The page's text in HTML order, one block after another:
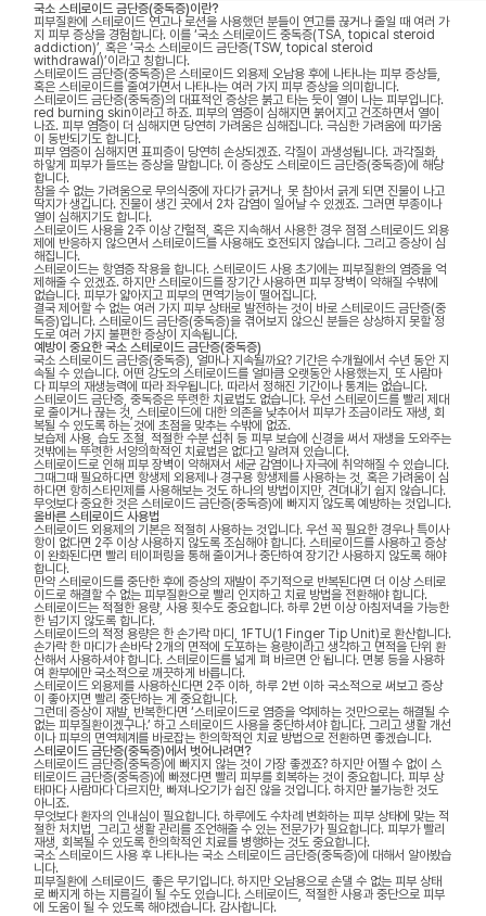
국소 스테로이드 금단증(중독증)이란?
피부질환에 스테로이드 연고나 로션을 사용했던 분들이 연고를 끊거나 줄일 때 여러 가
지 피부 증상을 경험합니다. 이를 ‘국소 스테로이드 중독증(TSA, topical steroid
addiction)’, 혹은 ‘국소 스테로이드 금단증(TSW, topical steroid
withdrawal)’이라고 칭합니다.
스테로이드 금단증(중독증)은 스테로이드 외용제 오남용 후에 나타나는 피부 증상들,
혹은 스테로이드를 줄여가면서 나타나는 여러 가지 피부 증상을 의미합니다.
스테로이드 금단증(중독증)의 대표적인 증상은 붉고 타는 듯이 열이 나는 피부입니다.
red burning skin이라고 하죠. 피부의 염증이 심해지면 붉어지고 건조하면서 열이
나죠. 피부 염증이 더 심해지면 당연히 가려움은 심해집니다. 극심한 가려움에 따가움
이 동반되기도 합니다.
피부 염증이 심해지면 표피층이 당연히 손상되겠죠. 각질이 과생성됩니다. 과각질화,
하얗게 피부가 들뜨는 증상을 말합니다. 이 증상도 스테로이드 금단증(중독증)에 해당
합니다.
참을 수 없는 가려움으로 무의식중에 자다가 긁거나, 못 참아서 긁게 되면 진물이 나고
딱지가 생깁니다. 진물이 생긴 곳에서 2차 감염이 일어날 수 있겠죠. 그러면 부종이나
열이 심해지기도 합니다.
스테로이드 사용을 2주 이상 간헐적, 혹은 지속해서 사용한 경우 점점 스테로이드 외용
제에 반응하지 않으면서 스테로이드를 사용해도 호전되지 않습니다. 그리고 증상이 심
해집니다.
스테로이드는 항염증 작용을 합니다. 스테로이드 사용 초기에는 피부질환의 염증을 억
제해줄 수 있겠죠. 하지만 스테로이드를 장기간 사용하면 피부 장벽이 약해질 수밖에
없습니다. 피부가 얇아지고 피부의 면역기능이 떨어집니다.
결국 제어할 수 없는 여러 가지 피부 상태로 발전하는 것이 바로 스테로이드 금단증(중
독증)입니다. 스테로이드 금단증(중독증)을 겪어보지 않으신 분들은 상상하지 못할 정
도로 여러 가지 불편한 증상이 지속됩니다.
예방이 중요한 국소 스테로이드 금단증(중독증)
국소 스테로이드 금단증(중독증), 얼마나 지속될까요? 기간은 수개월에서 수년 동안 지
속될 수 있습니다. 어떤 강도의 스테로이드를 얼마큼 오랫동안 사용했는지, 또 사람마
다 피부의 재생능력에 따라 좌우됩니다. 따라서 정해진 기간이나 통계는 없습니다.
스테로이드 금단증, 중독증은 뚜렷한 치료법도 없습니다. 우선 스테로이드를 빨리 제대
로 줄이거나 끊는 것, 스테로이드에 대한 의존을 낮추어서 피부가 조금이라도 재생, 회
복될 수 있도록 하는 것에 초점을 맞추는 수밖에 없죠.
보습제 사용, 습도 조절, 적절한 수분 섭취 등 피부 보습에 신경을 써서 재생을 도와주는
것밖에는 뚜렷한 서양의학적인 치료법은 없다고 알려져 있습니다.
스테로이드로 인해 피부 장벽이 약해져서 세균 감염이나 자극에 취약해질 수 있습니다.
그때그때 필요하다면 항생제 외용제나 경구용 항생제를 사용하는 것, 혹은 가려움이 심
하다면 항히스타민제를 사용해보는 것도 하나의 방법이지만, 견뎌내기 쉽지 않습니다.
무엇보다 중요한 것은 스테로이드 금단증(중독증)에 빠지지 않도록 예방하는 것입니다.
올바른 스테로이드 사용법
스테로이드 외용제의 기본은 적절히 사용하는 것입니다. 우선 꼭 필요한 경우나 특이사
항이 없다면 2주 이상 사용하지 않도록 조심해야 합니다. 스테로이드를 사용하고 증상
이 완화된다면 빨리 테이퍼링을 통해 줄이거나 중단하여 장기간 사용하지 않도록 해야
합니다.
만약 스테로이드를 중단한 후에 증상의 재발이 주기적으로 반복된다면 더 이상 스테로
이드로 해결할 수 없는 피부질환으로 빨리 인지하고 치료 방법을 전환해야 합니다.
스테로이드는 적절한 용량, 사용 횟수도 중요합니다. 하루 2번 이상 아침저녁을 가능한
한 넘기지 않도록 합니다.
스테로이드의 적정 용량은 한 손가락 마디, 1FTU(1 Finger Tip Unit)로 환산합니다.
손가락 한 마디가 손바닥 2개의 면적에 도포하는 용량이라고 생각하고 면적을 단위 환
산해서 사용하셔야 합니다. 스테로이드를 넓게 펴 바르면 안 됩니다. 면봉 등을 사용하
여 환부에만 국소적으로 깨끗하게 바릅니다.
스테로이드 외용제를 사용하신다면 2주 이하, 하루 2번 이하 국소적으로 써보고 증상
이 좋아지면 빨리 중단하는 게 중요합니다.
그런데 증상이 재발, 반복한다면 ‘스테로이드로 염증을 억제하는 것만으로는 해결될 수
없는 피부질환이겠구나.’ 하고 스테로이드 사용을 중단하셔야 합니다. 그리고 생활 개선
이나 피부의 면역체계를 바로잡는 한의학적인 치료 방법으로 전환하면 좋겠습니다.
스테로이드 금단증(중독증)에서 벗어나려면?
스테로이드 금단증(중독증)에 빠지지 않는 것이 가장 좋겠죠? 하지만 어쩔 수 없이 스
테로이드 금단증(중독증)에 빠졌다면 빨리 피부를 회복하는 것이 중요합니다. 피부 상
태마다 사람마다 다르지만, 빠져나오기가 쉽진 않을 것입니다. 하지만 불가능한 것도
아니죠.
무엇보다 환자의 인내심이 필요합니다. 하루에도 수차례 변화하는 피부 상태에 맞는 적
절한 처치법, 그리고 생활 관리를 조언해줄 수 있는 전문가가 필요합니다. 피부가 빨리
재생, 회복될 수 있도록 한의학적인 치료를 병행하는 것도 중요합니다.
국소 스테로이드 사용 후 나타나는 국소 스테로이드 금단증(중독증)에 대해서 알아봤습
니다.
피부질환에 스테로이드, 좋은 무기입니다. 하지만 오남용으로 손댈 수 없는 피부 상태
로 빠지게 하는 지름길이 될 수도 있습니다. 스테로이드, 적절한 사용과 중단으로 피부
에 도움이 될 수 있도록 해야겠습니다. 감사합니다.